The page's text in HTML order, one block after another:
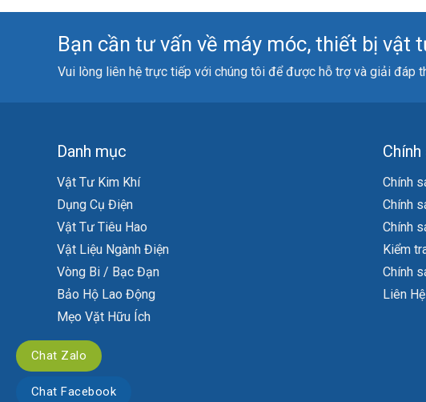
Bạn cần tư vấn về máy móc, thiết bị vật
Vui lòng liên hệ trực tiếp với chúng tôi để được hỗ trợ và giải đáp
Danh mục
Vật Tư Kim Khí
Dụng Cụ Điện
Vật Tư Tiêu Hao
Vật Liệu Ngành Điện
Vòng Bi / Bạc Đạn
Bảo Hộ Lao Động
Mẹo Vặt Hữu Ích
Chính
Chính
Chính
Kiểm
Chính
Liên Hệ
Chat Zalo
Chat Facebook